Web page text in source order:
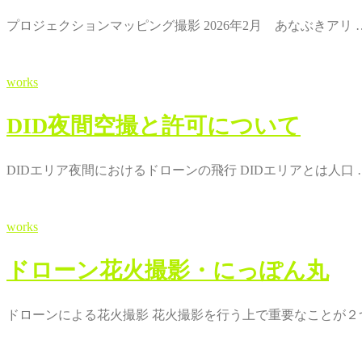
プロジェクションマッピング撮影 2026年2月 あなぶきアリ
works
DID夜間空撮と許可について
DIDエリア夜間におけるドローンの飛行 DIDエリアとは人口
works
ドローン花火撮影・にっぽん丸
ドローンによる花火撮影 花火撮影を行う上で重要なことが